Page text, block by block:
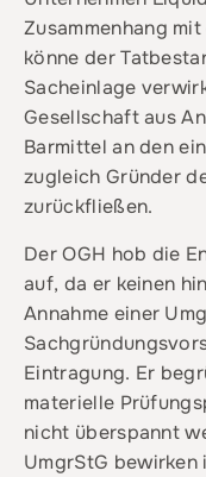
Zusammenhang
könne der
Sacheinlage
Gesellschaft aus
Barmittel an den
zugleich Gründer
zurückfließen.
Der OGH hob die
auf, da er keinen
Annahme einer
Eintragung. Er
materielle
nicht überspannt
UmgrStG bewirken